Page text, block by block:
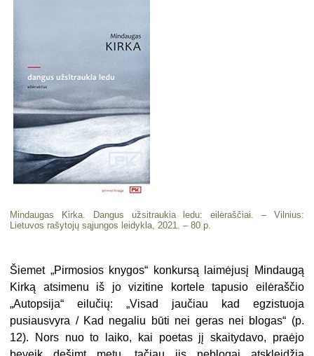
Mindaugas Kirka. Dangus užsitraukia ledu: eilėraščiai. – Vilnius:
Lietuvos rašytojų sąjungos leidykla, 2021. – 80 p.
Šiemet „Pirmosios knygos“ konkursą laimėjusį Mindaugą
Kirką atsimenu iš jo vizitine kortele tapusio eilėraščio
„Autopsija“ eilučių: „Visad jaučiau kad egzistuoja
pusiausvyra / Kad negaliu būti nei geras nei blogas“ (p.
12). Nors nuo to laiko, kai poetas jį skaitydavo, praėjo